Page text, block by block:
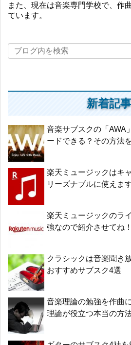
また、現在は音楽専門学校で、作
ています。
新着記事
音楽サブスクの「AWA
ードできる？その方法
楽天ミュージックはキ
リーズナブルに使えます
楽天ミュージックのラ
強なので紹介させてね！
クラシックは音楽聞き
おすすめサブスク4選
音楽理論の勉強を作曲
理論が役立つ本当の方